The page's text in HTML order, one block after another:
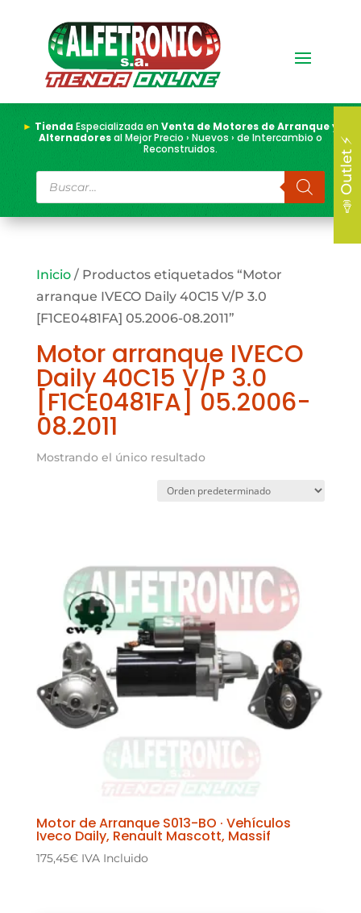
► TiendaEspecializada enVenta de Motores de Arranque y
Alternadoresal Mejor Precio › Nuevos › de Intercambio o
Reconstruidos.
Búsqueda
de
productos
Inicio/ Productos etiquetados “Motor
arranque IVECO Daily 40C15 V/P 3.0
[F1CE0481FA] 05.2006-08.2011”
Motor arranque IVECO
Daily 40C15 V/P 3.0
[F1CE0481FA] 05.2006-
08.2011
Mostrando el único resultado
Motor de Arranque S013-BO · Vehículos
Iveco Daily, Renault Mascott, Massif
175,45€ IVA Incluido
📣 Outlet ⚡